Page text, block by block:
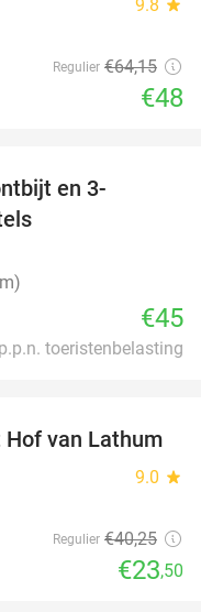
9.8 star
Regulier €64,15
€48
en 3-
€45
toeristenbelasting
42%
van Lathum
9.0 star
Regulier €40,25
€23,50